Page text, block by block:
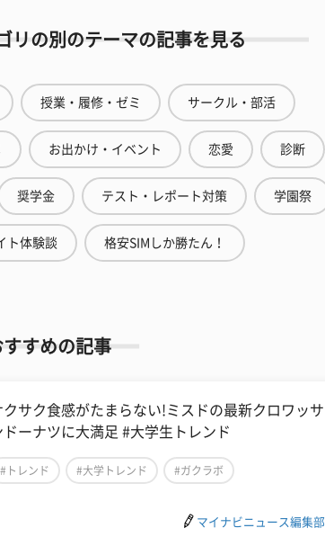
リの別のテーマの記事を見る
授業・履修・ゼミ サークル・部活
お出かけ・イベント 恋愛 診断
奨学金 テスト・レポート対策 学園祭
ト体験談 格安SIMしか勝たん！
すすめの記事
クサク食感がたまらない!ミスドの最新クロワッサ
ドーナツに大満足 #大学生トレンド
#トレンド #大学トレンド #ガクラボ
マイナビニュース編集部